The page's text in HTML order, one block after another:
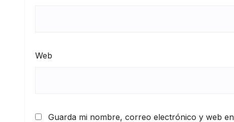
Web
Guarda mi nombre, correo electrónico y web